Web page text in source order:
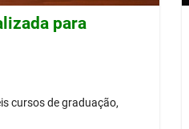
para
cursos de graduação,